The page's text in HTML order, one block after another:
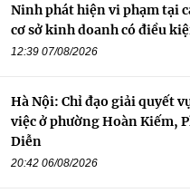
Ninh phát hiện vi phạm tại
cơ sở kinh doanh có điều
12:39 07/08/2026
Hà Nội: Chỉ đạo giải quyết
việc ở phường Hoàn Kiếm,
Diễn
20:42 06/08/2026